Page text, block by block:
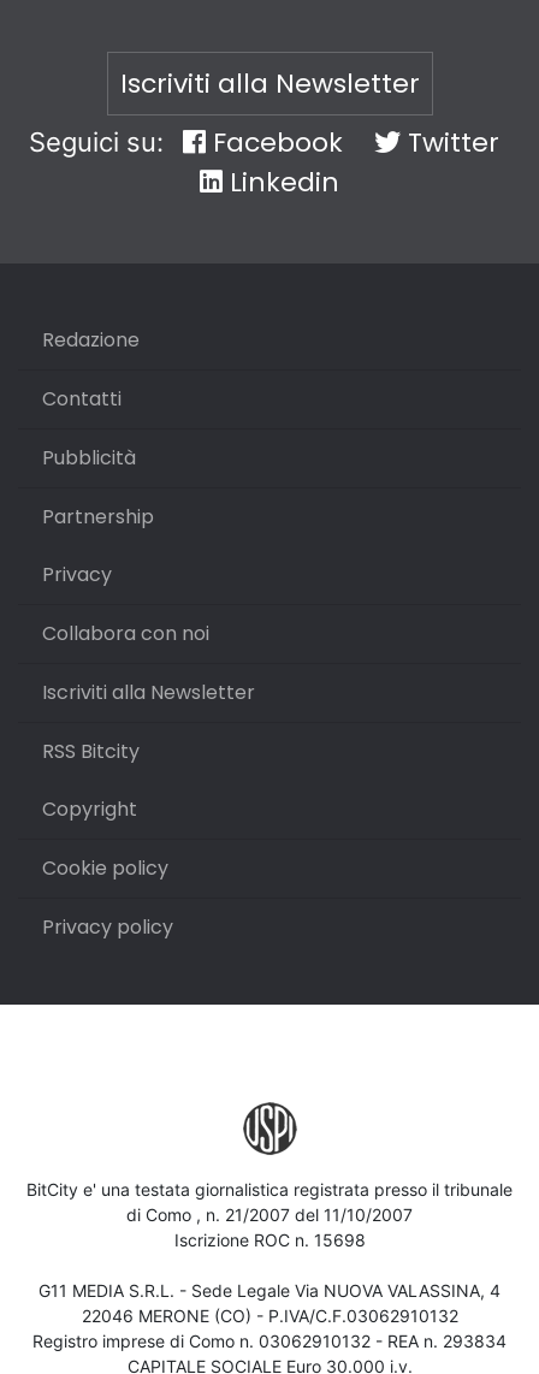
Iscriviti alla Newsletter
Seguici su: Facebook
Twitter
Linkedin
Redazione
Contatti
Pubblicità
Partnership
Privacy
Collabora con noi
Iscriviti alla Newsletter
RSS Bitcity
Copyright
Cookie policy
Privacy policy
BitCity e' una testata giornalistica registrata presso il tribunale
di Como , n. 21/2007 del 11/10/2007
Iscrizione ROC n. 15698
G11 MEDIA S.R.L. - Sede Legale Via NUOVA VALASSINA, 4
22046 MERONE (CO) - P.IVA/C.F.03062910132
Registro imprese di Como n. 03062910132 - REA n. 293834
CAPITALE SOCIALE Euro 30.000 i.v.